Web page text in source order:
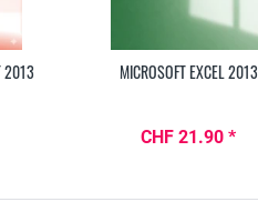
2013 MICROSOFT EXCEL 2013
CHF 21.90 *